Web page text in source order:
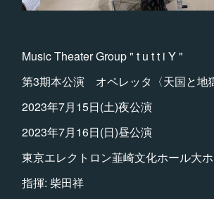
Music Theater Group " t u t t i Y "
第3期本公演 オペレッタ〈天国と地
2023年7月15日(土)夜公演
2023年7月16日(日)昼公演
東京エレクトロン韮崎文化ホール大
指揮: 柴田祥